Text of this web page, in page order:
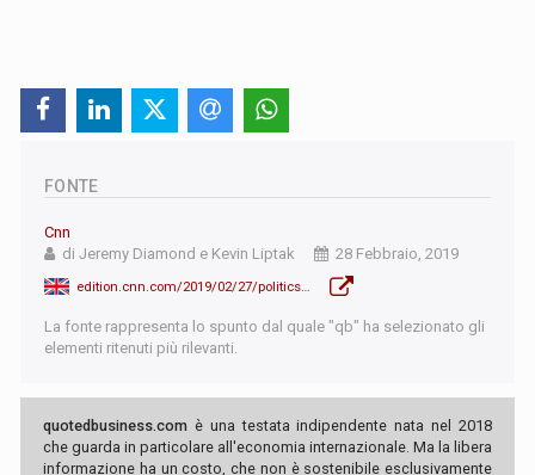
FONTE
Cnn
di Jeremy Diamond e Kevin Liptak
28 Febbraio, 2019
edition.cnn.com/2019/02/27/politics/donald-trump-kim-jong-un-vietnam-summit/index.html
La fonte rappresenta lo spunto dal quale "qb" ha selezionato gli
elementi ritenuti più rilevanti.
quotedbusiness.com è una testata indipendente nata nel 2018
che guarda in particolare all'economia internazionale. Ma la libera
informazione ha un costo, che non è sostenibile esclusivamente